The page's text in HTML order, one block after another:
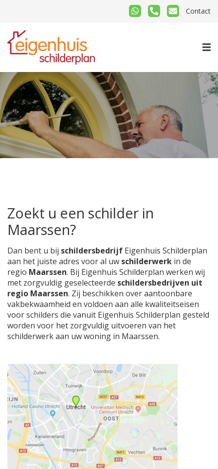
Contact
Zoekt u een schilder in
Maarssen?
Dan bent u bij schildersbedrijf Eigenhuis Schilderplan
aan het juiste adres voor al uw schilderwerk in de
regio Maarssen. Bij Eigenhuis Schilderplan werken wij
met zorgvuldig geselecteerde schildersbedrijven uit
regio Maarssen. Zij beschikken over aantoonbare
vakbekwaamheid en voldoen aan alle kwaliteitseisen
voor schilders die vanuit Eigenhuis Schilderplan gesteld
worden voor het zorgvuldig uitvoeren van het
schilderwerk aan uw woning in Maarssen.